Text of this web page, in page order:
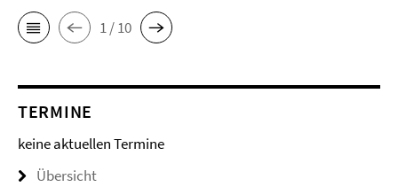
1 / 10
TERMINE
keine aktuellen Termine
Übersicht